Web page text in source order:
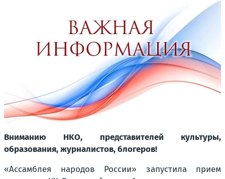
Вниманию HKO, представителей культуры,
образования, журналистов, блогеров!
«Ассамблея народов России» запустила прием